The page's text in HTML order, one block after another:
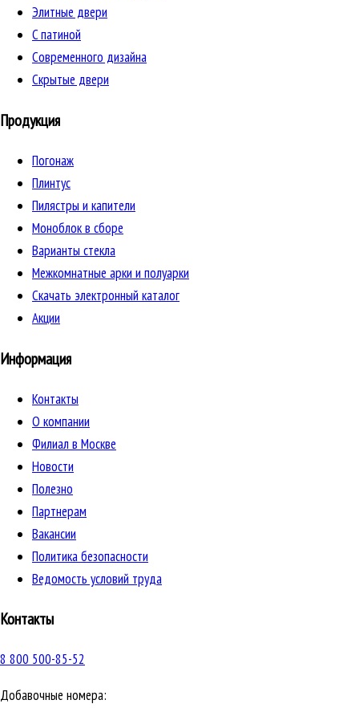
Элитные двери
C патиной
Cовременного дизайна
Скрытые двери
Продукция
Погонаж
Плинтус
Пилястры и капители
Моноблок в сборе
Варианты стекла
Межкомнатные арки и полуарки
Скачать электронный каталог
Акции
Информация
Контакты
О компании
Филиал в Москве
Новости
Полезно
Партнерам
Вакансии
Политика безопасности
Ведомость условий труда
Контакты
8 800 500-85-52
Добавочные номера: